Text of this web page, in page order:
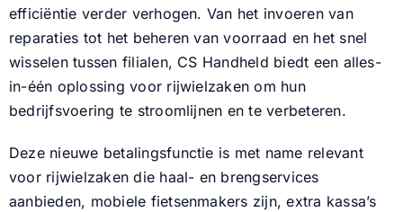
efficiëntie verder verhogen. Van het invoeren van
reparaties tot het beheren van voorraad en het snel
wisselen tussen filialen, CS Handheld biedt een alles-
in-één oplossing voor rijwielzaken om hun
bedrijfsvoering te stroomlijnen en te verbeteren.
Deze nieuwe betalingsfunctie is met name relevant
voor rijwielzaken die haal- en brengservices
aanbieden, mobiele fietsenmakers zijn, extra kassa’s